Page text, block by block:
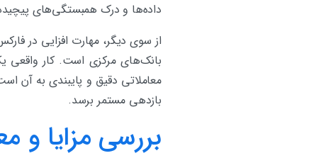
داده‌ها و درک همبستگی‌های
از سوی دیگر، مهارت افزایی در
بانک‌های مرکزی است. کار واقعی
معاملاتی دقیق و پایبندی به آن
بازدهی مستمر برسد.
بررسی مزایا و